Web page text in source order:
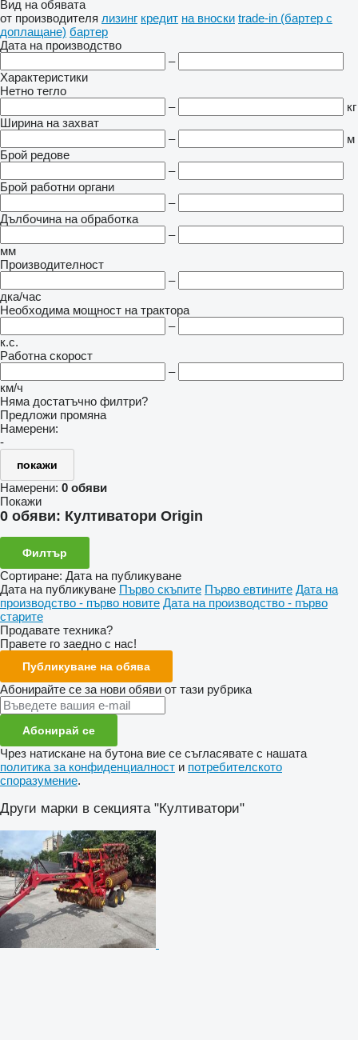
Вид на обявата
от производителя лизинг кредит на вноски trade-in (бартер с
доплащане) бартер
Дата на производство
–
Характеристики
Нетно тегло
–
кг
Ширина на захват
–
м
Брой редове
–
Брой работни органи
–
Дълбочина на обработка
–
мм
Производителност
–
дка/час
Необходима мощност на трактора
–
к.с.
Работна скорост
–
км/ч
Няма достатъчно филтри?
Предложи промяна
Намерени:
-
покажи
Намерени: 0 обяви
Покажи
0 обяви: Култиватори Origin
Филтър
Сортиране: Дата на публикуване
Дата на публикуване Първо скъпите Първо евтините Дата на
производство - първо новите Дата на производство - първо
старите
Продавате техника?
Правете го заедно с нас!
Публикуване на обява
Абонирайте се за нови обяви от тази рубрика
Абонирай се
Чрез натискане на бутона вие се съгласявате с нашата
политика за конфиденциалност и потребителското
споразумение.
Други марки в секцията "Култиватори"